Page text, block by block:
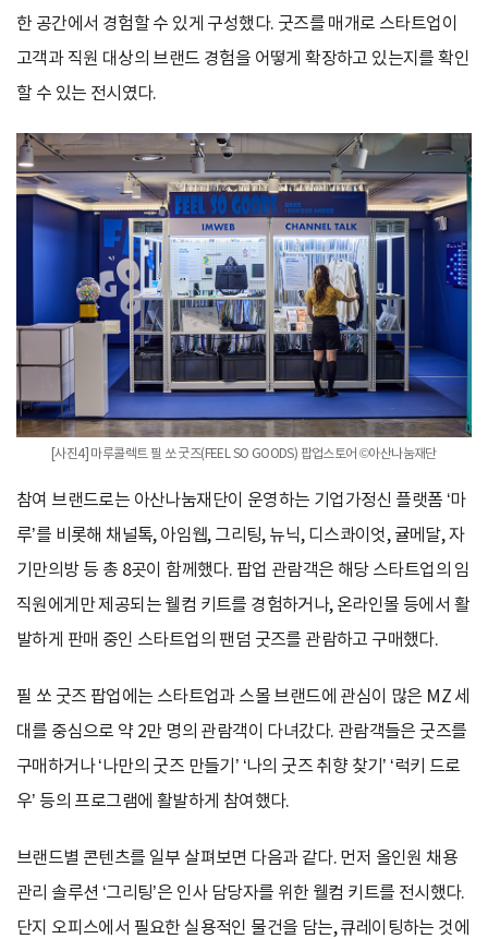
한 공간에서 경험할 수 있게 구성했다. 굿즈를 매개로 스타트업이
고객과 직원 대상의 브랜드 경험을 어떻게 확장하고 있는지를 확인
할 수 있는 전시였다.
[사진4] 마루콜렉트 필 쏘 굿즈(FEEL SO GOODS) 팝업스토어 ©아산나눔재단
참여 브랜드로는 아산나눔재단이 운영하는 기업가정신 플랫폼 ‘마
루’를 비롯해 채널톡, 아임웹, 그리팅, 뉴닉, 디스콰이엇, 귤메달, 자
기만의방 등 총 8곳이 함께했다. 팝업 관람객은 해당 스타트업의 임
직원에게만 제공되는 웰컴 키트를 경험하거나, 온라인몰 등에서 활
발하게 판매 중인 스타트업의 팬덤 굿즈를 관람하고 구매했다.
필 쏘 굿즈 팝업에는 스타트업과 스몰 브랜드에 관심이 많은 MZ 세
대를 중심으로 약 2만 명의 관람객이 다녀갔다. 관람객들은 굿즈를
구매하거나 ‘나만의 굿즈 만들기’ ‘나의 굿즈 취향 찾기’ ‘럭키 드로
우’ 등의 프로그램에 활발하게 참여했다.
브랜드별 콘텐츠를 일부 살펴보면 다음과 같다. 먼저 올인원 채용
관리 솔루션 ‘그리팅’은 인사 담당자를 위한 웰컴 키트를 전시했다.
단지 오피스에서 필요한 실용적인 물건을 담는, 큐레이팅하는 것에